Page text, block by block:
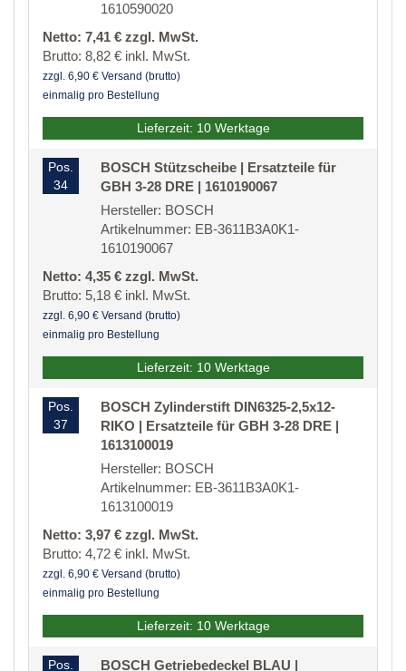
1610590020
Netto: 7,41 € zzgl. MwSt.
Brutto: 8,82 € inkl. MwSt.
zzgl. 6,90 € Versand (brutto)
einmalig pro Bestellung
Lieferzeit: 10 Werktage
Pos.
34
BOSCH Stützscheibe | Ersatzteile für
GBH 3-28 DRE | 1610190067
Hersteller: BOSCH
Artikelnummer: EB-3611B3A0K1-
1610190067
Netto: 4,35 € zzgl. MwSt.
Brutto: 5,18 € inkl. MwSt.
zzgl. 6,90 € Versand (brutto)
einmalig pro Bestellung
Lieferzeit: 10 Werktage
Pos.
37
BOSCH Zylinderstift DIN6325-2,5x12-
RIKO | Ersatzteile für GBH 3-28 DRE |
1613100019
Hersteller: BOSCH
Artikelnummer: EB-3611B3A0K1-
1613100019
Netto: 3,97 € zzgl. MwSt.
Brutto: 4,72 € inkl. MwSt.
zzgl. 6,90 € Versand (brutto)
einmalig pro Bestellung
Lieferzeit: 10 Werktage
Pos. BOSCH Getriebedeckel BLAU |